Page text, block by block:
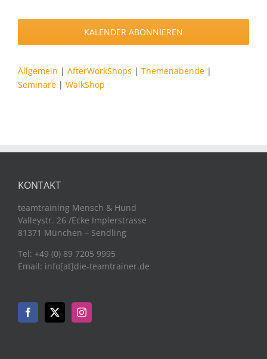
KALENDER ABONNIEREN
Allgemein | AfterWorkShops | Themenabende |
Seminare | WalkShop
KONTAKT
teamtraining Mensch & Hund
Valleystr. 26 /Ecke Implerstrasse
81371 München – Sendling
Tel: +49 (0) 89 7205 9995
Email: info[at]die-teamtrainer.de